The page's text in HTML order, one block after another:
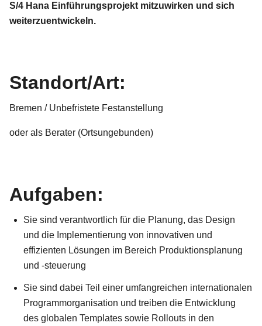
S/4 Hana Einführungsprojekt mitzuwirken und sich
weiterzuentwickeln.
Standort/Art:
Bremen / Unbefristete Festanstellung
oder als Berater (Ortsungebunden)
Aufgaben:
Sie sind verantwortlich für die Planung, das Design
und die Implementierung von innovativen und
effizienten Lösungen im Bereich Produktionsplanung
und -steuerung
Sie sind dabei Teil einer umfangreichen internationalen
Programmorganisation und treiben die Entwicklung
des globalen Templates sowie Rollouts in den